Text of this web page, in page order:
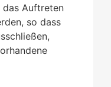
das Auftreten
so dass